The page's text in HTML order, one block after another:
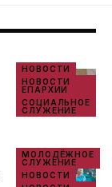
НОВОСТИ
НОВОСТИ
ЕПАРХИИ
СОЦИАЛЬНОЕ
СЛУЖЕНИЕ
МОЛОДЁЖНОЕ
СЛУЖЕНИЕ
НОВОСТИ